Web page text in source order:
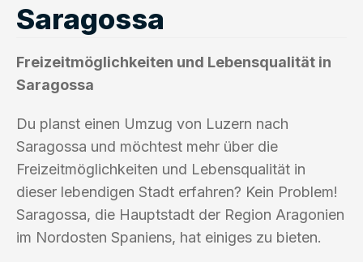
Saragossa
Freizeitmöglichkeiten und Lebensqualität in
Saragossa
Du planst einen Umzug von Luzern nach
Saragossa und möchtest mehr über die
Freizeitmöglichkeiten und Lebensqualität in
dieser lebendigen Stadt erfahren? Kein Problem!
Saragossa, die Hauptstadt der Region Aragonien
im Nordosten Spaniens, hat einiges zu bieten.